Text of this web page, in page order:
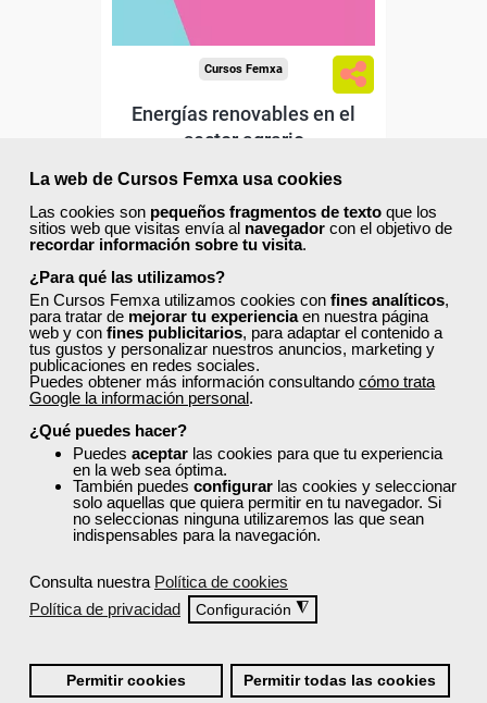
La web de Cursos Femxa usa cookies
Las cookies son pequeños fragmentos de texto que los
sitios web que visitas envía al navegador con el objetivo de
recordar información sobre tu visita.
¿Para qué las utilizamos?
En Cursos Femxa utilizamos cookies con fines analíticos,
para tratar de mejorar tu experienciaen nuestra página
web y con fines publicitarios, para adaptar el contenido a
tus gustos y personalizar nuestros anuncios, marketing y
publicaciones en redes sociales.
Puedes obtener más información consultando cómo trata
Google la información personal.
¿Qué puedes hacer?
Puedes aceptar las cookies para que tu experiencia
en la web sea óptima.
También puedes configurar las cookies y seleccionar
solo aquellas que quiera permitir en tu navegador. Si
no seleccionas ninguna utilizaremos las que sean
indispensables para la navegación.
Consulta nuestra Política de cookies
Política de privacidad
Configuración ◮
Permitir cookies Permitir todas las cookies
Cursos Femxa
Energías renovables en el
sector agrario
Curso Gratuito
170 horas
Online (toda España)
Matrícula cerrada
2 263
ONLINE